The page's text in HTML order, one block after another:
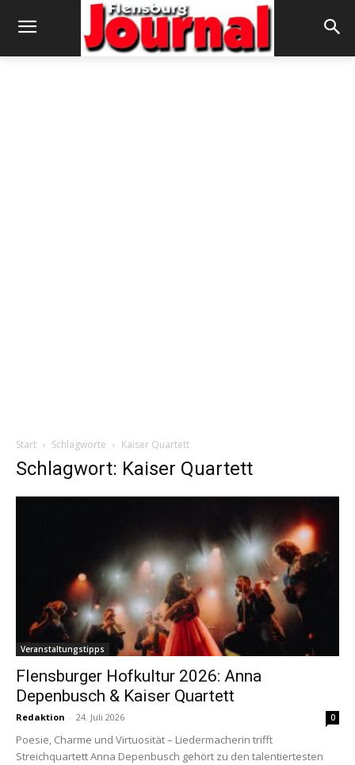
Start Schlagworte Kaiser Quartett
Schlagwort: Kaiser Quartett
Veranstaltungstipps
Flensburger Hofkultur 2026: Anna
Depenbusch & Kaiser Quartett
Redaktion - 24. Juli 2026 0
Poesie, Charme und Virtuosität – Liedermacherin trifft
Streichquartett Anna Depenbusch gehört zu den talentiertesten